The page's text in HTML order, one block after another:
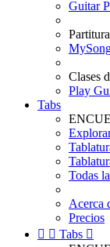
Guitar
Clases
Play
Tabs
Todas
Acerca
Precios
  Tabs 